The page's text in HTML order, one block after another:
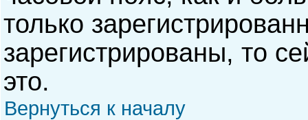
только
зарегистрированы, то
это.
Вернуться к началу